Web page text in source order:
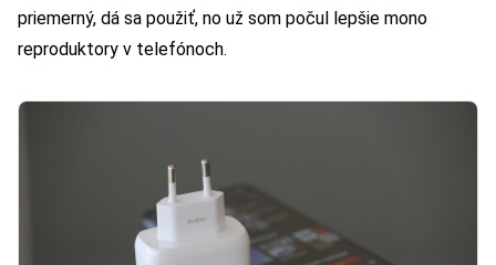
priemerný, dá sa použiť, no už som počul lepšie mono
reproduktory v telefónoch.